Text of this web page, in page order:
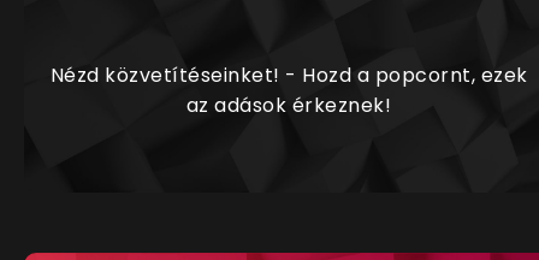
Nézd közvetítéseinket! - Hozd a popcornt, ezek
az adások érkeznek!